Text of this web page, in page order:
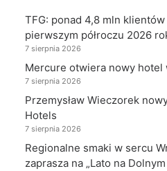
TFG: ponad 4,8 mln
pierwszym półroczu 2026
7 sierpnia 2026
Mercure otwiera nowy hotel
7 sierpnia 2026
Przemysław Wieczorek
Hotels
7 sierpnia 2026
Regionalne smaki w sercu
zaprasza na „Lato na